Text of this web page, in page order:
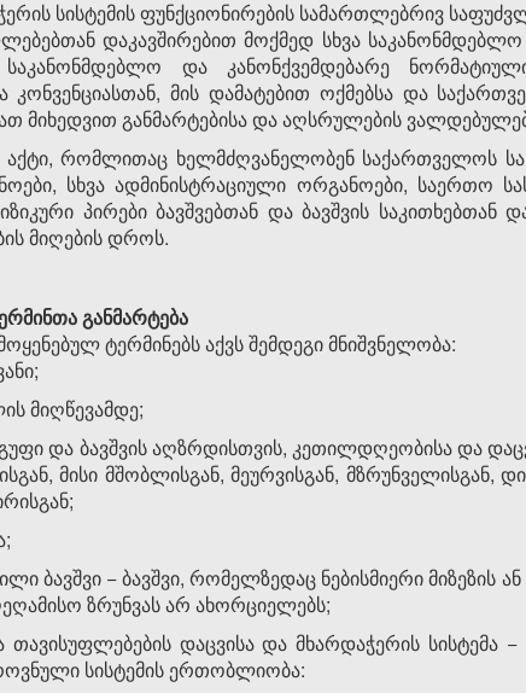
სისტემის ფუნქციონირების სამართლებრივ
დაკავშირებით მოქმედ სხვა
და კანონქვემდებარე
კონვენციასთან, მის დამატებით ოქმებსა და
მიხედვით განმარტებისა და აღსრულების
აქტი, რომლითაც ხელმძღვანელობენ საქართველოს
სხვა ადმინისტრაციული ორგანოები, საერთო
პირები ბავშვებთან და ბავშვის საკითხებთან
მიღების დროს.
განმარტება
ტერმინებს აქვს შემდეგი მნიშვნელობა:
მიღწევამდე;
და ბავშვის აღზრდისთვის, კეთილდღეობისა და
მისი მშობლისგან, მეურვისგან, მზრუნველისგან,
ბავშვი − ბავშვი, რომელზედაც ნებისმიერი მიზეზის
ზრუნვას არ ახორციელებს;
დაცვისა და მხარდაჭერის სისტემა
სისტემის ერთობლიობა: